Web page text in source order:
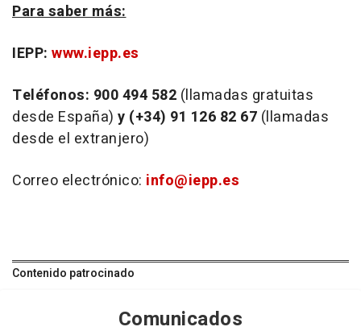
Para saber más:
IEPP: www.iepp.es
Teléfonos: 900 494 582 (llamadas gratuitas
desde España) y (+34) 91 126 82 67 (llamadas
desde el extranjero)
Correo electrónico: info@iepp.es
Contenido patrocinado
Comunicados